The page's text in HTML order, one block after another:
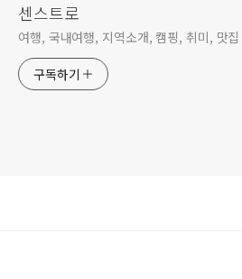
센스트로
여행, 국내여행, 지역소개, 캠핑, 취미, 맛집
구독하기